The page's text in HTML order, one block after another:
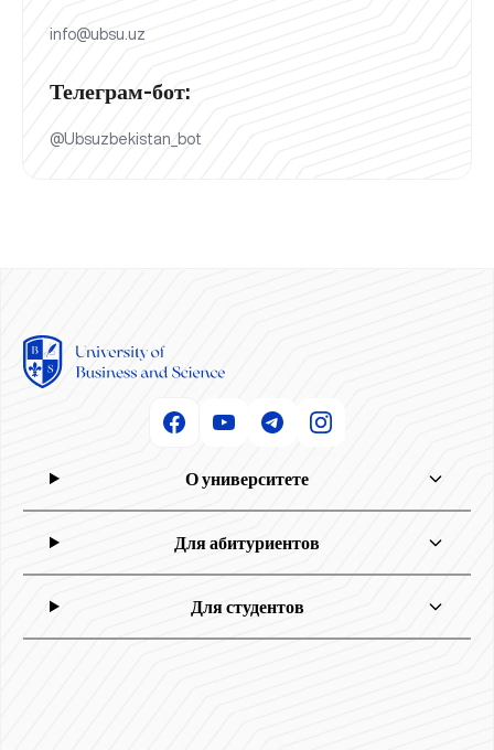
info@ubsu.uz
Телеграм-бот:
@Ubsuzbekistan_bot
О университете
Для абитуриентов
Для студентов